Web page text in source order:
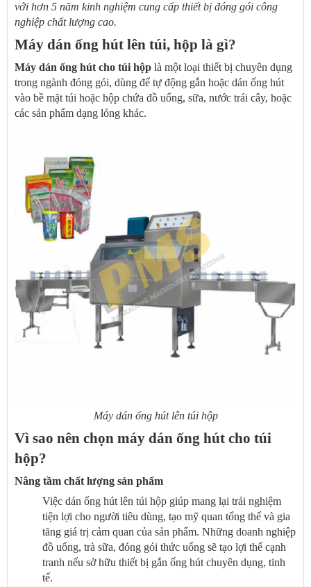
với hơn 5 năm kinh nghiệm cung cấp thiết bị đóng gói công
nghiệp chất lượng cao.
Máy dán ống hút lên túi, hộp là gì?
Máy dán ống hút cho túi hộp là một loại thiết bị chuyên dụng
trong ngành đóng gói, dùng để tự động gắn hoặc dán ống hút
vào bề mặt túi hoặc hộp chứa đồ uống, sữa, nước trái cây, hoặc
các sản phẩm dạng lỏng khác.
Máy dán ống hút lên túi hộp
Vì sao nên chọn máy dán ống hút cho túi
hộp?
Nâng tầm chất lượng sản phẩm
Việc dán ống hút lên túi hộp giúp mang lại trải nghiệm
tiện lợi cho người tiêu dùng, tạo mỹ quan tổng thể và gia
tăng giá trị cảm quan của sản phẩm. Những doanh nghiệp
đồ uống, trà sữa, đóng gói thức uống sẽ tạo lợi thế cạnh
tranh nếu sở hữu thiết bị gắn ống hút chuyên dụng, tinh
tế.